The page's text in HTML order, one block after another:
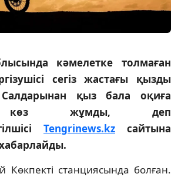
кәмелетке толмаған
сегіз жастағы қызды
қыз бала оқиға
көз жұмды, деп
Tengrinews.kz сайтына
Көкпекті станциясында болған.